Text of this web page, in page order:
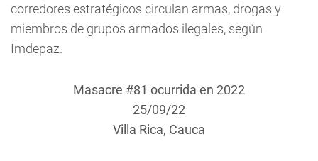
corredores estratégicos circulan armas, drogas y
miembros de grupos armados ilegales, según
Imdepaz.
Masacre #81 ocurrida en 2022
25/09/22
Villa Rica, Cauca